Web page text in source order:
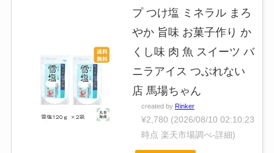
プ つけ塩 ミネラル まろ
やか 旨味 お菓子作り か
くし味 肉 魚 スイーツ バ
ニラアイス つぶれない
店 馬場ちゃん
created by Rinker
¥2,780 (2026/08/10 02:10:23
時点 楽天市場調べ-詳細)